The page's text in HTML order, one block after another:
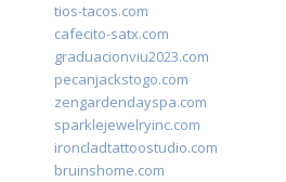
tios-tacos.com
cafecito-satx.com
graduacionviu2023.com
pecanjackstogo.com
zengardendayspa.com
sparklejewelryinc.com
ironcladtattoostudio.com
bruinshome.com